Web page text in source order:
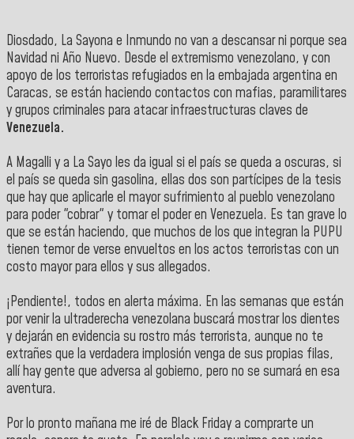
Diosdado, La Sayona e Inmundo no van a descansar ni porque sea
Navidad ni Año Nuevo. Desde el extremismo venezolano, y con
apoyo de los terroristas refugiados en la embajada argentina en
Caracas, se están haciendo contactos con mafias, paramilitares
y grupos criminales para atacar infraestructuras claves de
Venezuela.
A Magalli y a La Sayo les da igual si el país se queda a oscuras, si
el país se queda sin gasolina, ellas dos son partícipes de la tesis
que hay que aplicarle el mayor sufrimiento al pueblo venezolano
para poder "cobrar" y tomar el poder en Venezuela. Es tan grave lo
que se están haciendo, que muchos de los que integran la PUPU
tienen temor de verse envueltos en los actos terroristas con un
costo mayor para ellos y sus allegados.
¡Pendiente!, todos en alerta máxima. En las semanas que están
por venir la ultraderecha venezolana buscará mostrar los dientes
y dejarán en evidencia su rostro más terrorista, aunque no te
extrañes que la verdadera implosión venga de sus propias filas,
allí hay gente que adversa al gobierno, pero no se sumará en esa
aventura.
Por lo pronto mañana me iré de Black Friday a comprarte un